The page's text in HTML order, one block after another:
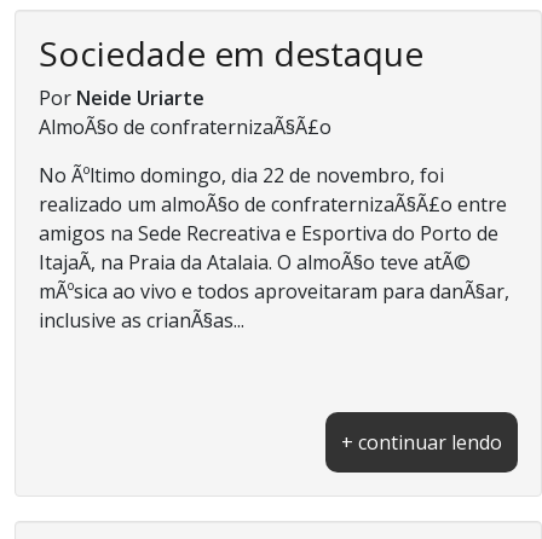
Sociedade em destaque
Por Neide Uriarte
AlmoÃ§o de confraternizaÃ§Ã£o
No Ãºltimo domingo, dia 22 de novembro, foi
realizado um almoÃ§o de confraternizaÃ§Ã£o entre
amigos na Sede Recreativa e Esportiva do Porto de
ItajaÃ­, na Praia da Atalaia. O almoÃ§o teve atÃ©
mÃºsica ao vivo e todos aproveitaram para danÃ§ar,
inclusive as crianÃ§as...
+ continuar lendo